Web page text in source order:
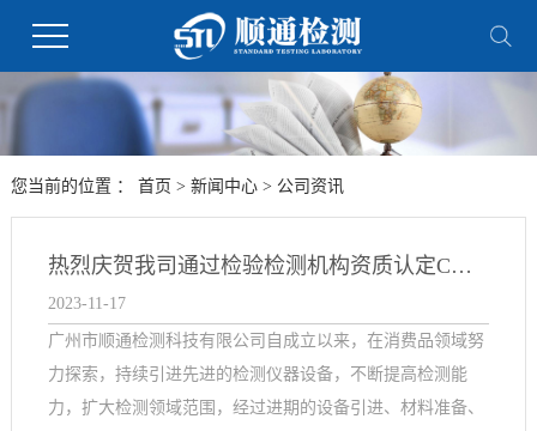
您当前的位置 ： 首页 > 新闻中心> 公司资讯
热烈庆贺我司通过检验检测机构资质认定CMA扩项
2023-11-17
广州市顺通检测科技有限公司自成立以来，在消费品领域努
力探索，持续引进先进的检测仪器设备，不断提高检测能
力，扩大检测领域范围，经过进期的设备引进、材料准备、